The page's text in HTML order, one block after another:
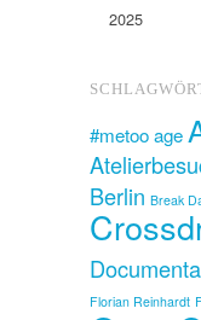
2025
#metooage
Berlin Break
Florian Reinhardt